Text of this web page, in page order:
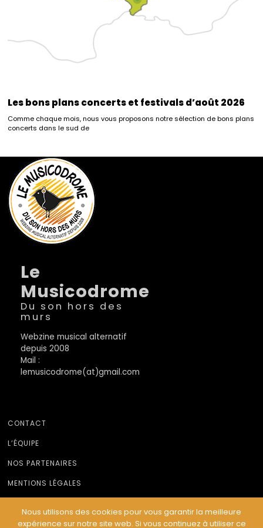
Les bons plans concerts et festivals d’août 2026
Comme chaque mois, nous vous proposons notre sélection de bons plans
concerts dans le sud de
Le
Musicodrome
Du son hors des
murs
Webzine musical alternatif
depuis 2008
Mail :
lemusicodrome(at)gmail.com
CONTACT
L’ÉQUIPE
NOS PARTENAIRES
MENTIONS LÉGALES
Nous utilisons des cookies pour vous garantir la meilleure
expérience sur notre site web. Si vous continuez à utiliser ce